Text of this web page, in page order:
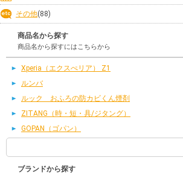
その他(88)
商品名から探す
商品名から探すにはこちらから
Xperia（エクスぺリア） Z1
ルンバ
ルック おふろの防カビくん煙剤
ZITANG（時・短・具/ジタング）
GOPAN（ゴパン）
ブランドから探す